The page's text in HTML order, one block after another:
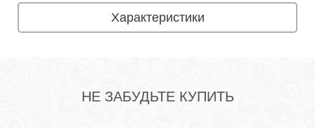
Характеристики
НЕ ЗАБУДЬТЕ КУПИТЬ